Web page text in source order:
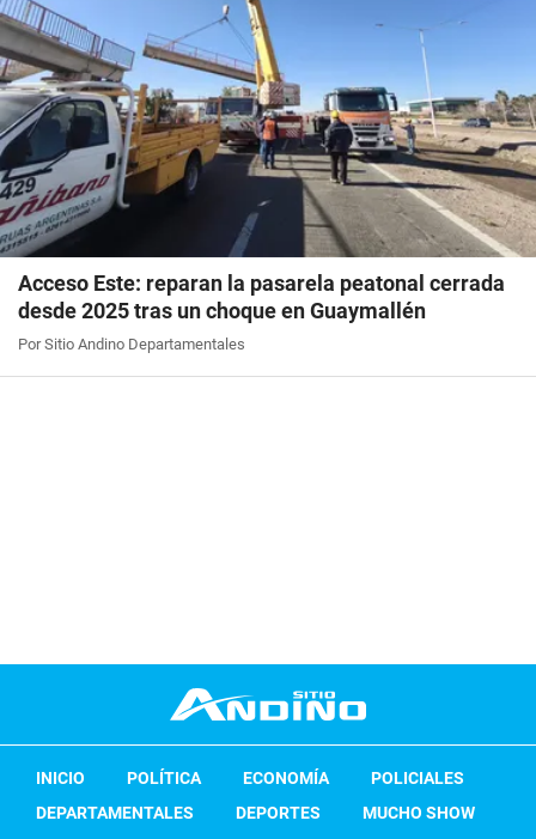
Acceso Este: reparan la pasarela peatonal cerrada
desde 2025 tras un choque en Guaymallén
Por Sitio Andino Departamentales
INICIO POLÍTICA ECONOMÍA
POLICIALES
DEPARTAMENTALES
DEPORTES
MUCHO SHOW